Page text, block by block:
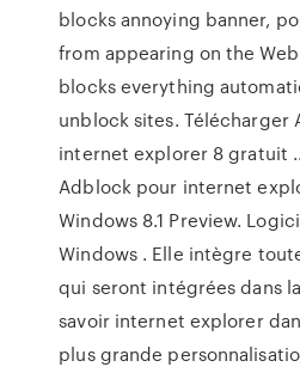
blocks annoying banner,
from appearing on the
blocks everything
unblock sites. Télécharger
internet explorer 8 gratuit
Adblock pour internet
Windows 8.1 Preview.
Windows . Elle intègre
qui seront intégrées dans
savoir internet explorer
plus grande